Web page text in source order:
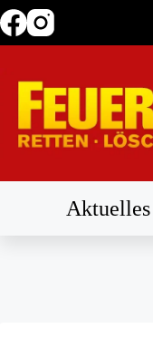
Zum
Inhalt
Aktuelles